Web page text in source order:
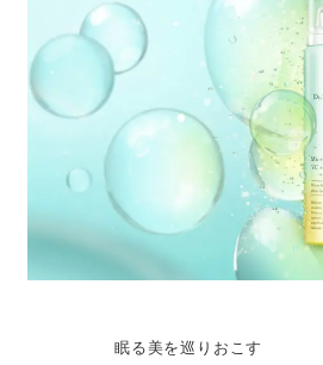
眠る美を巡りおこす